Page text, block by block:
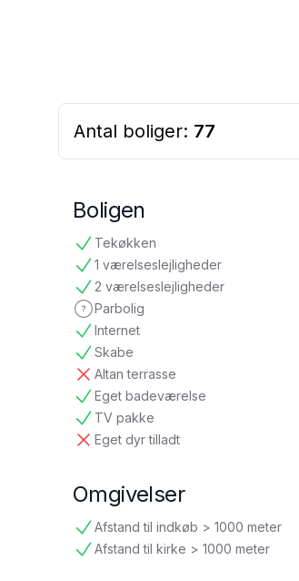
Antal boliger: 77
Boligen
Tekøkken
tilgængelig
1 værelseslejligheder
tilgængelig
2 værelseslejligheder
tilgængelig
Parbolig
ikke oplyst
Internet
tilgængelig
Skabe
tilgængelig
Altan terrasse
ikke tilgængelig
Eget badeværelse
tilgængelig
TV pakke
tilgængelig
Eget dyr tilladt
ikke tilgængelig
Omgivelser
Afstand til indkøb > 1000 meter
tilgængelig
Afstand til kirke > 1000 meter
tilgængelig